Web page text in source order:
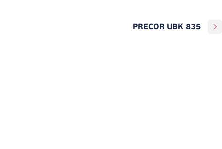
PRECOR UBK 835